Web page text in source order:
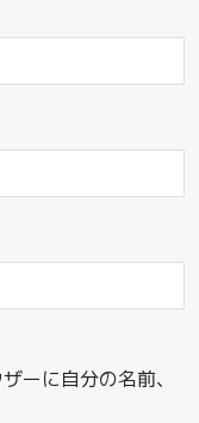
ーに自分の名前、